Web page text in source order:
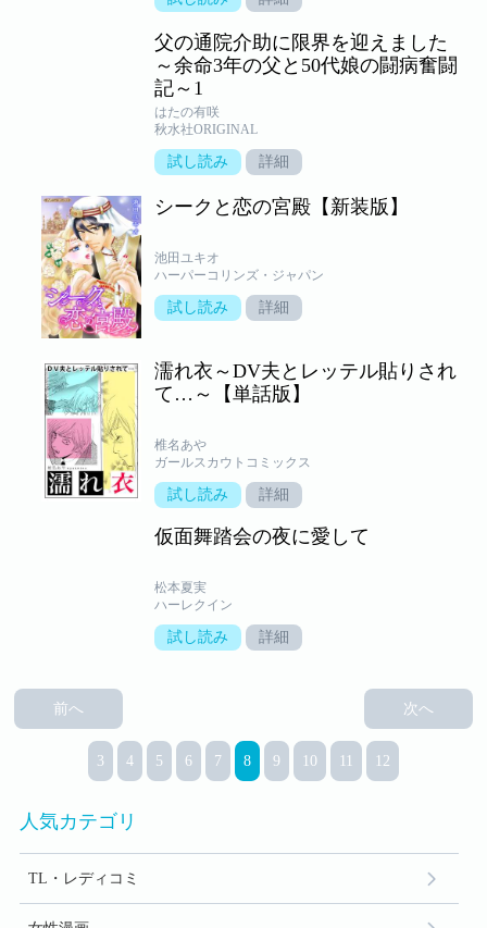
父の通院介助に限界を迎えました
～余命3年の父と50代娘の闘病奮闘
記～1
はたの有咲
秋水社ORIGINAL
試し読み 詳細
シークと恋の宮殿【新装版】
池田ユキオ
ハーパーコリンズ・ジャパン
試し読み 詳細
濡れ衣～DV夫とレッテル貼りされ
て…～【単話版】
椎名あや
ガールスカウトコミックス
試し読み 詳細
仮面舞踏会の夜に愛して
松本夏実
ハーレクイン
試し読み 詳細
前へ
3 4 5 6 7 8 9 10 11 12
次へ
人気カテゴリ
TL・レディコミ